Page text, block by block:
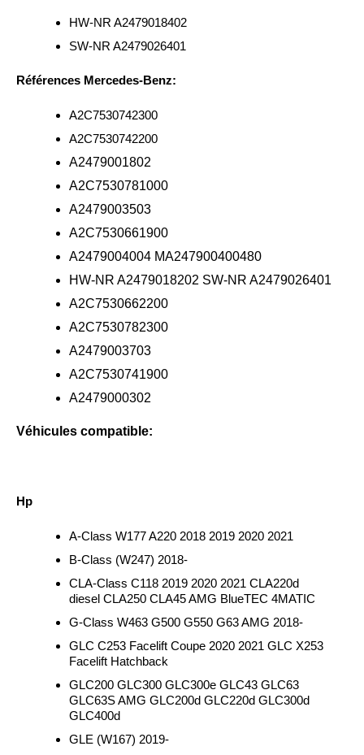
HW-NR A2479018402
SW-NR A2479026401
Références Mercedes-Benz:
A2C7530742300
A2C7530742200
A2479001802
A2C7530781000
A2479003503
A2C7530661900
A2479004004 MA247900400480
HW-NR A2479018202 SW-NR A2479026401
A2C7530662200
A2C7530782300
A2479003703
A2C7530741900
A2479000302
Véhicules compatible:
Hp
A-Class W177 A220 2018 2019 2020 2021
B-Class (W247) 2018-
CLA-Class C118 2019 2020 2021 CLA220d
diesel CLA250 CLA45 AMG BlueTEC 4MATIC
G-Class W463 G500 G550 G63 AMG 2018-
GLC C253 Facelift Coupe 2020 2021 GLC X253
Facelift Hatchback
GLC200 GLC300 GLC300e GLC43 GLC63
GLC63S AMG GLC200d GLC220d GLC300d
GLC400d
GLE (W167) 2019-